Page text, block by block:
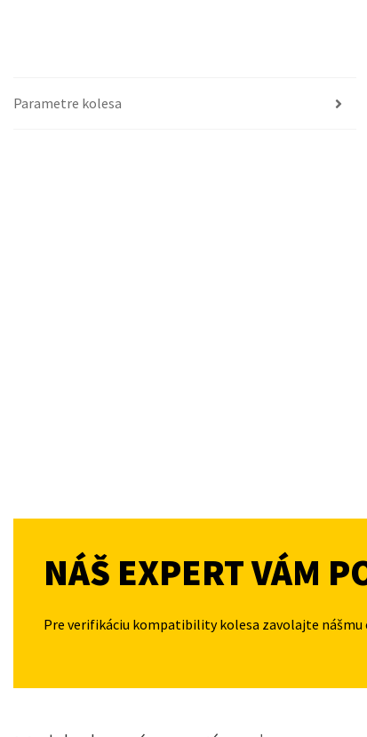
Parametre kolesa
NÁŠ EXPERT VÁM
Pre verifikáciu kompatibility kolesa zavolajte nášmu